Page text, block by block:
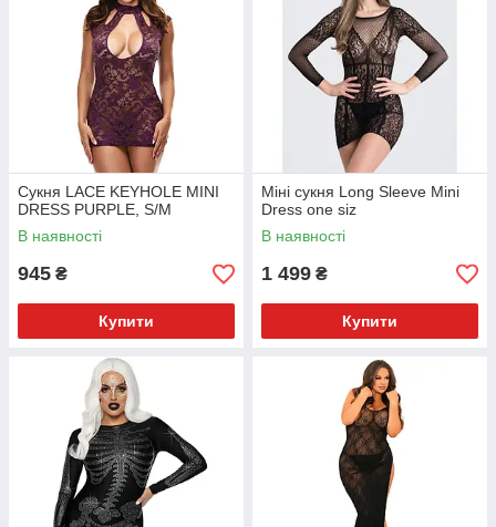
Сукня LACE KEYHOLE MINI
DRESS PURPLE, S/M
В наявності
945 ₴
Купити
Міні сукня Long Sleeve Mini
Dress one siz
В наявності
1 499 ₴
Купити